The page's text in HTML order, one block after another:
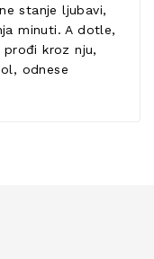
stanje ljubavi,
minuti. A dotle,
kroz nju,
odnese